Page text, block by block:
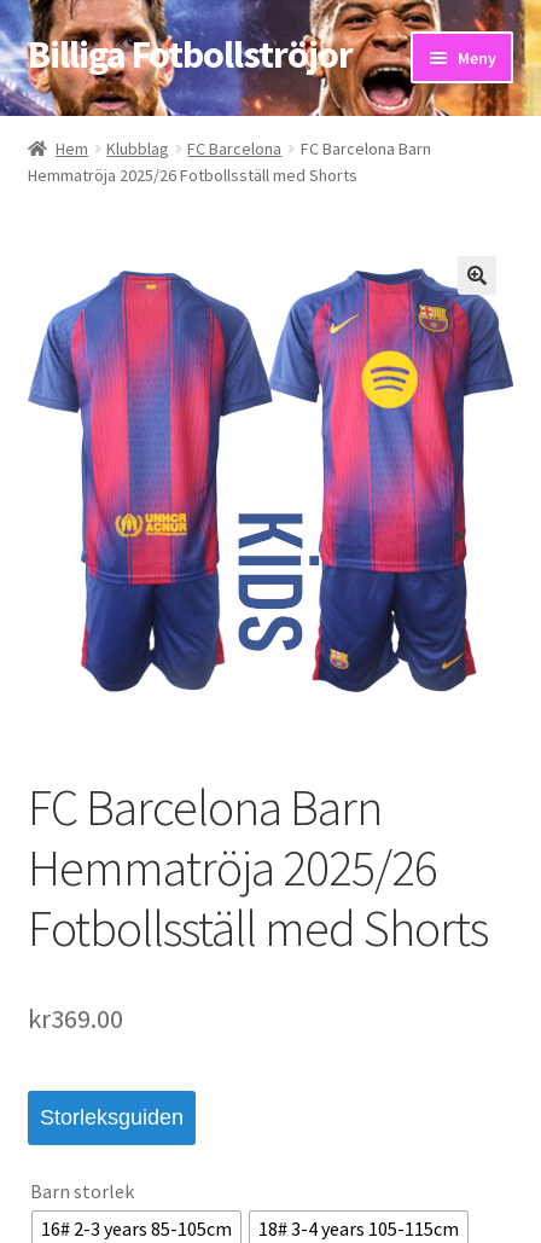
Hoppa
till
navigering
Hoppa
till
innehåll
Billiga Fotbollströjor Meny
Hem
Bloggar
Kassa
Kontakta oss
Mitt konto
Storleksguiden
Varukorg
Hem Klubblag FC Barcelona
FC Barcelona Barn
Hemmatröja 2025/26 Fotbollsställ med Shorts
FC Barcelona Barn
Hemmatröja 2025/26
Fotbollsställ med Shorts
kr369.00
Storleksguiden
Barn storlek
16# 2-3 years 85-105cm
18# 3-4 years 105-115cm